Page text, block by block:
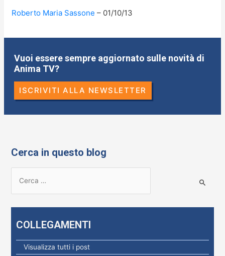
Roberto Maria Sassone 01/10/13
Vuoi essere sempre aggiornato sulle novità di
Anima TV?
ISCRIVITI ALLA NEWSLETTER
Cerca in questo blog
COLLEGAMENTI
Visualizza tutti i post